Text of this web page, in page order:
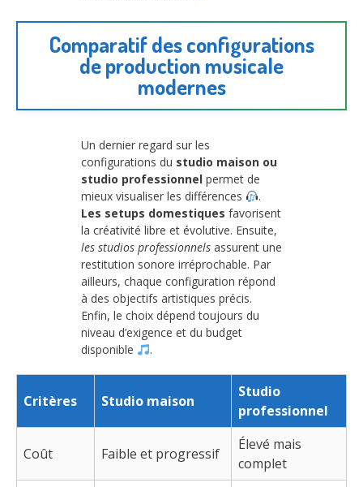
Comparatif des configurations
de production musicale
modernes
Un dernier regard sur les
configurations du studio maison ou
studio professionnel permet de
mieux visualiser les différences
.
Les setups domestiques favorisent
la créativité libre et évolutive. Ensuite,
les studios professionnels assurent une
restitution sonore irréprochable. Par
ailleurs, chaque configuration répond
à des objectifs artistiques précis.
Enfin, le choix dépend toujours du
niveau d’exigence et du budget
disponible
.
Critères Studio maison
Studio
professionnel
Coût Faible et progressif
Élevé mais
complet